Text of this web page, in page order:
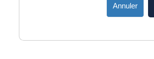
Annuler